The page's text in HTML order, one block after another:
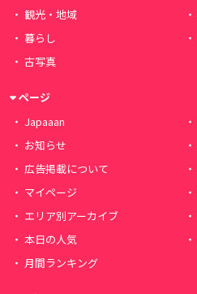
観光・地域
暮らし
古写真
ページ
Japaaan
お知らせ
広告掲載について
マイページ
エリア別アーカイブ
本日の人気
月間ランキング